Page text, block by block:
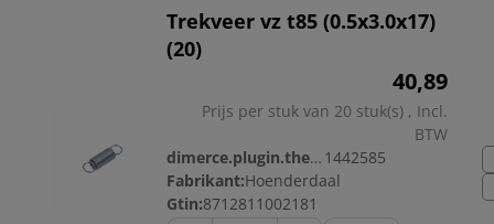
Trekveer vz t85 (0.5x3.0x17)
(20)
40,89
Prijs per stuk van 20 stuk(s) , Incl.
BTW
dimerce.plugin.theme.productnr: 1442585
Fabrikant:Hoenderdaal
Gtin:8712811002181